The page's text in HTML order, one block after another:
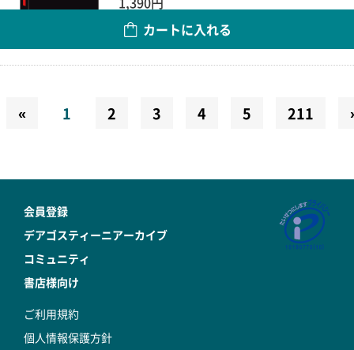
カートに入れる
« 1 2 3 4 5 211
会員登録
デアゴスティーニアーカイブ
コミュニティ
書店様向け
ご利用規約
個人情報保護方針